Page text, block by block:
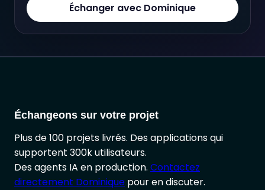
Échanger avec Dominique
Échangeons sur votre projet
Plus de 100 projets livrés. Des applications qui
supportent 300k utilisateurs.
Des agents IA en production. Contactez
directement Dominique pour en discuter.